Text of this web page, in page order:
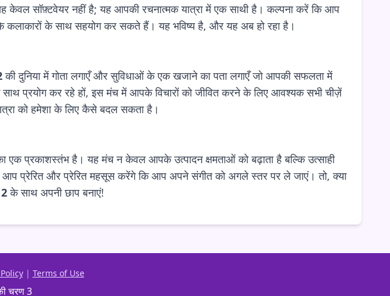
केवल सॉफ़्टवेयर नहीं है; यह आपकी रचनात्मक यात्रा में एक साथी है। कल्पना करें कि आप
कलाकारों के साथ सहयोग कर सकते हैं। यह भविष्य है, और यह अब हो रहा है।
की दुनिया में गोता लगाएँ और सुविधाओं के एक खजाने का पता लगाएँ जो आपकी सफलता में
प्रयोग कर रहे हों, इस मंच में आपके विचारों को जीवित करने के लिए आवश्यक सभी चीज़ें
को हमेशा के लिए कैसे बदल सकता है।
एक प्रकाशस्तंभ है। यह मंच न केवल आपके उत्पादन क्षमताओं को बढ़ाता है बल्कि उत्साही
आप प्रेरित और प्रेरित महसूस करेंगे कि आप अपने संगीत को अगले स्तर पर ले जाएं। तो, क्या
के साथ अपनी छाप बनाएं!
| Terms of Use
चरण 3